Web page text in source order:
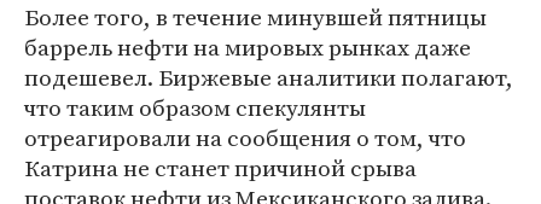
Более того, в течение минувшей пятницы
баррель нефти на мировых рынках даже
подешевел. Биржевые аналитики полагают,
что таким образом спекулянты
отреагировали на сообщения о том, что
Катрина не станет причиной срыва